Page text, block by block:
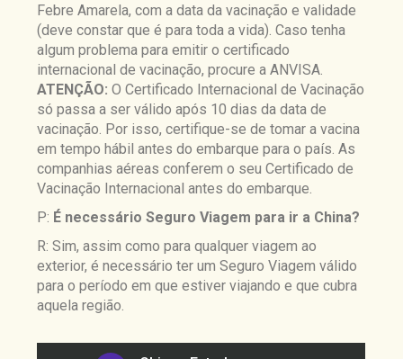
Febre Amarela, com a data da vacinação e validade
(deve constar que é para toda a vida). Caso tenha
algum problema para emitir o certificado
internacional de vacinação, procure a ANVISA.
ATENÇÃO: O Certificado Internacional de Vacinação
só passa a ser válido após 10 dias da data de
vacinação. Por isso, certifique-se de tomar a vacina
em tempo hábil antes do embarque para o país. As
companhias aéreas conferem o seu Certificado de
Vacinação Internacional antes do embarque.
P: É necessário Seguro Viagem para ir a China?
R: Sim, assim como para qualquer viagem ao
exterior, é necessário ter um Seguro Viagem válido
para o período em que estiver viajando e que cubra
aquela região.